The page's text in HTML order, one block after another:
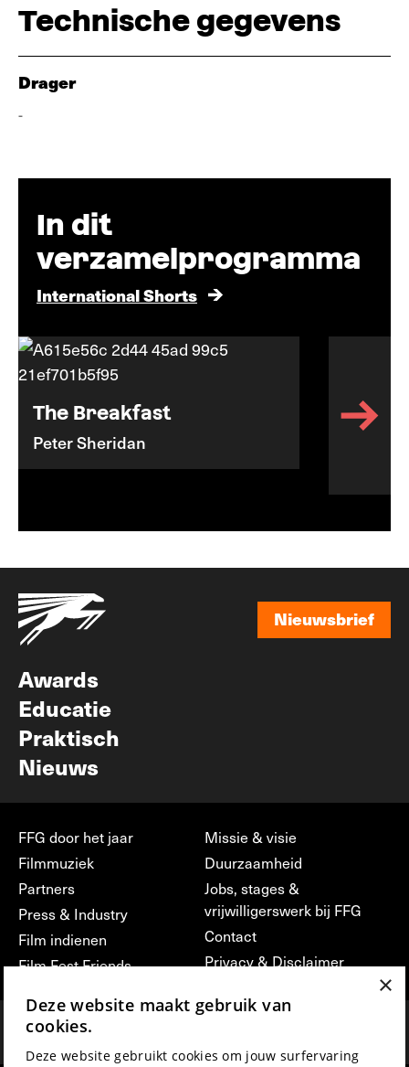
Technische gegevens
Drager
-
In dit
verzamelprogramma
International Shorts
The Breakfast
Peter Sheridan
Nieuwsbrief
Awards
Educatie
Praktisch
Nieuws
FFG door het jaar
Filmmuziek
Partners
Press & Industry
Film indienen
Film Fest Friends
Missie & visie
Duurzaamheid
Jobs, stages &
vrijwilligerswerk bij FFG
Contact
Privacy & Disclaimer
×
Deze website maakt gebruik van
cookies.
Deze website gebruikt cookies om jouw surfervaring